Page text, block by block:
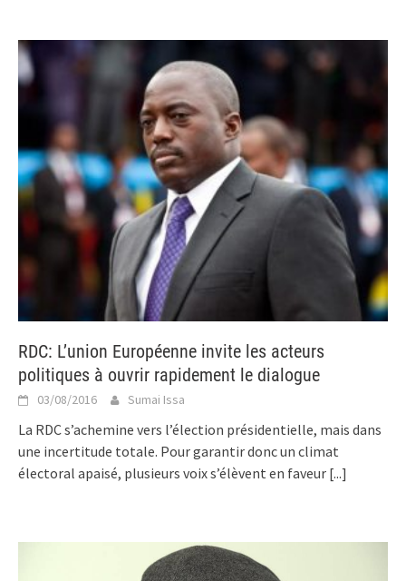
RDC: L’union Européenne invite les acteurs
politiques à ouvrir rapidement le dialogue
03/08/2016 Sumai Issa
La RDC s’achemine vers l’élection présidentielle, mais dans
une incertitude totale. Pour garantir donc un climat
électoral apaisé, plusieurs voix s’élèvent en faveur [...]